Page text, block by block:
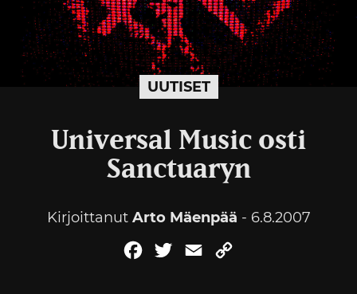
UUTISET
Universal Music osti
Sanctuaryn
Kirjoittanut Arto Mäenpää - 6.8.2007
FacebookTwitterEmail